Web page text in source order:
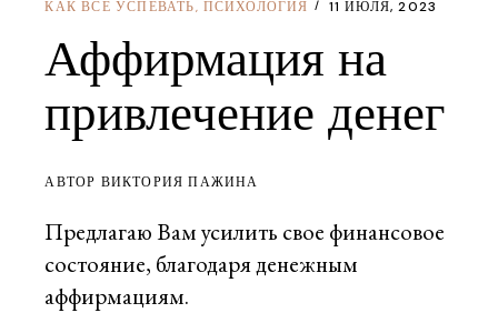
КАК ВСЕ УСПЕВАТЬ, ПСИХОЛОГИЯ 11 ИЮЛЯ, 2023
Аффирмация на
привлечение денег
АВТОР ВИКТОРИЯ ПАЖИНА
Предлагаю Вам усилить свое финансовое
состояние, благодаря денежным
аффирмациям.